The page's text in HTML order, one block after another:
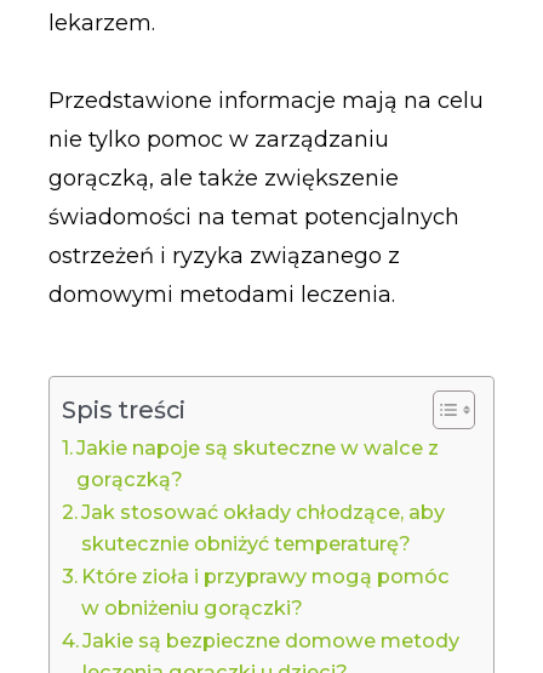
lekarzem.
Przedstawione informacje mają na celu
nie tylko pomoc w zarządzaniu
gorączką, ale także zwiększenie
świadomości na temat potencjalnych
ostrzeżeń i ryzyka związanego z
domowymi metodami leczenia.
Spis treści
Jakie napoje są skuteczne w walce z
gorączką?
Jak stosować okłady chłodzące, aby
skutecznie obniżyć temperaturę?
Które zioła i przyprawy mogą pomóc
w obniżeniu gorączki?
Jakie są bezpieczne domowe metody